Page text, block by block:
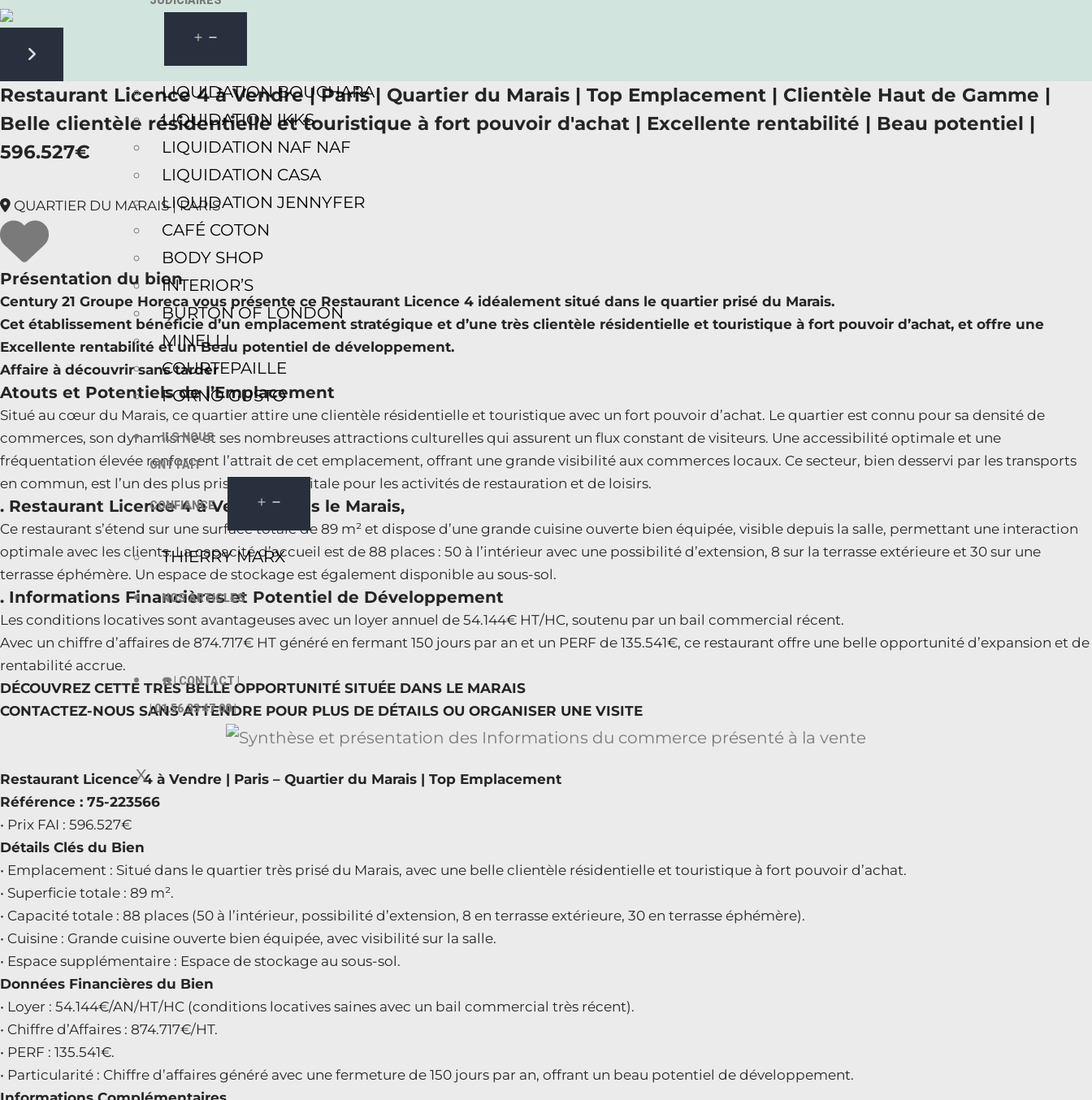
LIQUIDATION BOUCHARA
LIQUIDATION IKKS
LIQUIDATION NAF NAF
LIQUIDATION CASA
LIQUIDATION JENNYFER
CAFÉ COTON
BODY SHOP
INTERIOR’S
BURTON OF LONDON
MINELLI
COURTEPAILLE
FORNO GUSTO
ILS NOUS
ONT FAIT
CONFIANCE
THIERRY MARX
NOS ARTICLES
☎️ | CONTACT |
| 01.56.33 47.00 |
X
Next slide
Restaurant Licence 4 à Vendre | Paris | Quartier du Marais | Top Emplacement | Clientèle Haut de Gamme |
Belle clientèle résidentielle et touristique à fort pouvoir d'achat | Excellente rentabilité | Beau potentiel |
596.527€
QUARTIER DU MARAIS | PARIS
Présentation du bien
Century 21 Groupe Horeca vous présente ce Restaurant Licence 4 idéalement situé dans le quartier prisé du Marais.
Cet établissement bénéficie d’un emplacement stratégique et d’une très clientèle résidentielle et touristique à fort pouvoir d’achat, et offre une
Excellente rentabilité et un Beau potentiel de développement.
Affaire à découvrir sans tarder
Atouts et Potentiels de l’Emplacement
Situé au cœur du Marais, ce quartier attire une clientèle résidentielle et touristique avec un fort pouvoir d’achat. Le quartier est connu pour sa densité de
commerces, son dynamisme et ses nombreuses attractions culturelles qui assurent un flux constant de visiteurs. Une accessibilité optimale et une
fréquentation élevée renforcent l’attrait de cet emplacement, offrant une grande visibilité aux commerces locaux. Ce secteur, bien desservi par les transports
en commun, est l’un des plus prisés de la capitale pour les activités de restauration et de loisirs.
. Restaurant Licence 4 à Vendre dans le Marais,
Ce restaurant s’étend sur une surface totale de 89 m² et dispose d’une grande cuisine ouverte bien équipée, visible depuis la salle, permettant une interaction
optimale avec les clients. La capacité d’accueil est de 88 places : 50 à l’intérieur avec une possibilité d’extension, 8 sur la terrasse extérieure et 30 sur une
terrasse éphémère. Un espace de stockage est également disponible au sous-sol.
. Informations Financières et Potentiel de Développement
Les conditions locatives sont avantageuses avec un loyer annuel de 54.144€ HT/HC, soutenu par un bail commercial récent.
Avec un chiffre d’affaires de 874.717€ HT généré en fermant 150 jours par an et un PERF de 135.541€, ce restaurant offre une belle opportunité d’expansion et de
rentabilité accrue.
DÉCOUVREZ CETTE TRÈS BELLE OPPORTUNITÉ SITUÉE DANS LE MARAIS
CONTACTEZ-NOUS SANS ATTENDRE POUR PLUS DE DÉTAILS OU ORGANISER UNE VISITE
Restaurant Licence 4 à Vendre | Paris – Quartier du Marais | Top Emplacement
Référence : 75-223566
• Prix FAI : 596.527€
Détails Clés du Bien
• Emplacement : Situé dans le quartier très prisé du Marais, avec une belle clientèle résidentielle et touristique à fort pouvoir d’achat.
• Superficie totale : 89 m².
• Capacité totale : 88 places (50 à l’intérieur, possibilité d’extension, 8 en terrasse extérieure, 30 en terrasse éphémère).
• Cuisine : Grande cuisine ouverte bien équipée, avec visibilité sur la salle.
• Espace supplémentaire : Espace de stockage au sous-sol.
Données Financières du Bien
• Loyer : 54.144€/AN/HT/HC (conditions locatives saines avec un bail commercial très récent).
• Chiffre d’Affaires : 874.717€/HT.
• PERF : 135.541€.
• Particularité : Chiffre d’affaires généré avec une fermeture de 150 jours par an, offrant un beau potentiel de développement.